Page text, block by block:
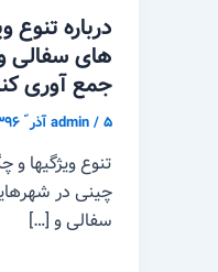
درباره
های سفالی
جمع آوری
admin/۵ آذر ّ ۱۳۹۶
تنوع ویژگیها
چینی در
سفالی و […]